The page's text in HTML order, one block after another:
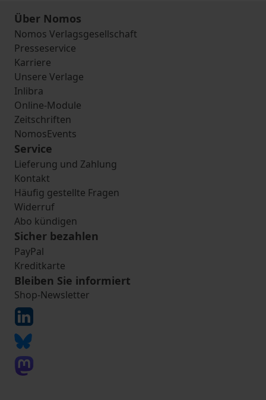
Über Nomos
Nomos Verlagsgesellschaft
Presseservice
Karriere
Unsere Verlage
Inlibra
Online-Module
Zeitschriften
NomosEvents
Service
Lieferung und Zahlung
Kontakt
Häufig gestellte Fragen
Widerruf
Abo kündigen
Sicher bezahlen
PayPal
Kreditkarte
Bleiben Sie informiert
Shop-Newsletter